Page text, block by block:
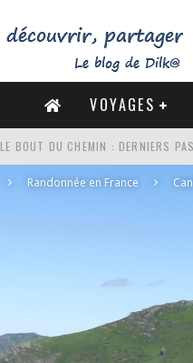
VOYAGES
LE BOUT DU CHEMIN : DERNIERS
DE LA CÔTE SAUVAGE À LA BAIE DE
DES MARAIS SALANTS DE
Randonnée en France